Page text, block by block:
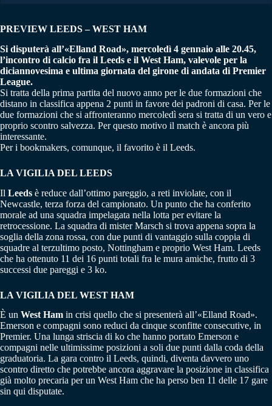
PREVIEW LEEDS – WEST HAM
Si disputerà all’«Elland Road», mercoledì 4 gennaio alle 20.45,
l’incontro di calcio fra il Leeds e il West Ham, valevole per la
diciannovesima e ultima giornata del girone di andata di Premier
League.
Si tratta della prima partita del nuovo anno per le due formazioni che
distano in classifica appena 2 punti in favore dei padroni di casa. Per le
due formazioni che si affronteranno mercoledì sera si tratta di un vero e
proprio scontro salvezza. Per questo motivo il match è ancora più
interessante.
Per i bookmakers, comunque, il favorito è il Leeds.
LA VIGILIA DEL LEEDS
Il Leeds è reduce dall’ottimo pareggio, a reti inviolate, con il
Newcastle, terza forza del campionato. Un punto che ha conferito
morale ad una squadra impelagata nella lotta per evitare la
retrocessione. La squadra di mister Marsch si trova appena sopra la
soglia della zona rossa, con due punti di vantaggio sulla coppia di
squadre al terzultimo posto, Nottingham e proprio West Ham. Leeds
che ha ottenuto 11 dei 16 punti totali fra le mura amiche, frutto di 3
successi due pareggi e 3 ko.
LA VIGILIA DEL WEST HAM
È un West Ham in crisi quello che si presenterà all’«Elland Road».
Emerson e compagni sono reduci da cinque sconfitte consecutive, in
Premier. Una lunga striscia di ko che hanno portato Emerson e
compagni nelle ultimissime posizioni a soli due punti dalla coda della
graduatoria. La gara contro il Leeds, quindi, diventa davvero uno
scontro diretto che potrebbe ancora aggravare la posizione in classifica
già molto precaria per un West Ham che ha perso ben 11 delle 17 gare
sin qui disputate.